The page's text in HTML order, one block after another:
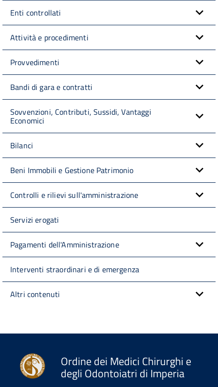
Enti controllati
Attività e procedimenti
Provvedimenti
Bandi di gara e contratti
Sovvenzioni, Contributi, Sussidi, Vantaggi
Economici
Bilanci
Beni Immobili e Gestione Patrimonio
Controlli e rilievi sull'amministrazione
Servizi erogati
Pagamenti dell'Amministrazione
Interventi straordinari e di emergenza
Altri contenuti
Ordine dei Medici Chirurghi e
degli Odontoiatri di Imperia